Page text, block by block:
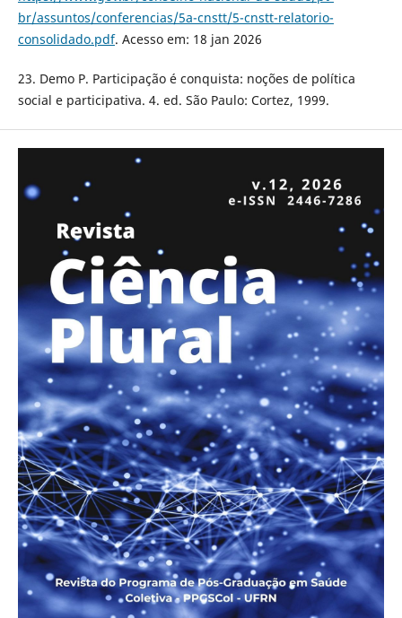
br/assuntos/conferencias/5a-cnstt/5-cnstt-relatorio-
consolidado.pdf. Acesso em: 18 jan 2026
23. Demo P. Participação é conquista: noções de política
social e participativa. 4. ed. São Paulo: Cortez, 1999.